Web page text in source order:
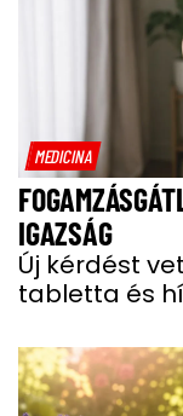
MEDICINA
IGAZSÁG
Új kérdést
tabletta és